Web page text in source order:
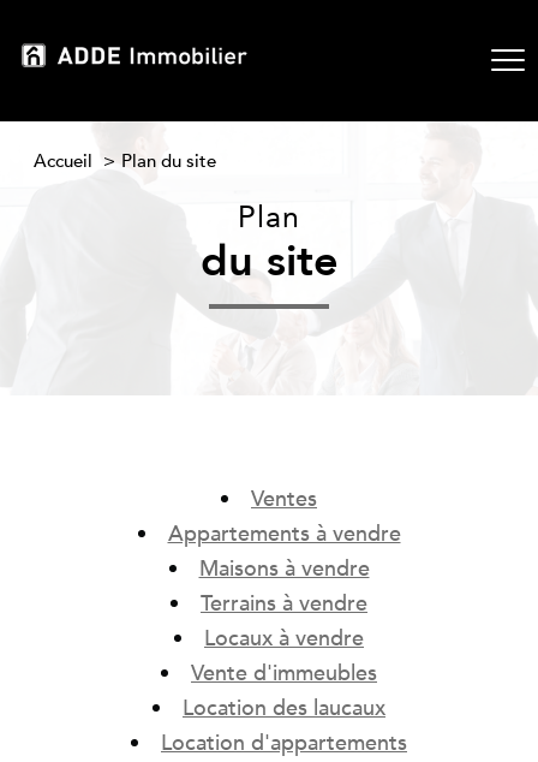
Accueil Plan du site
Plan
du site
Ventes
Appartements à vendre
Maisons à vendre
Terrains à vendre
Locaux à vendre
Vente d'immeubles
Location des laucaux
Location d'appartements